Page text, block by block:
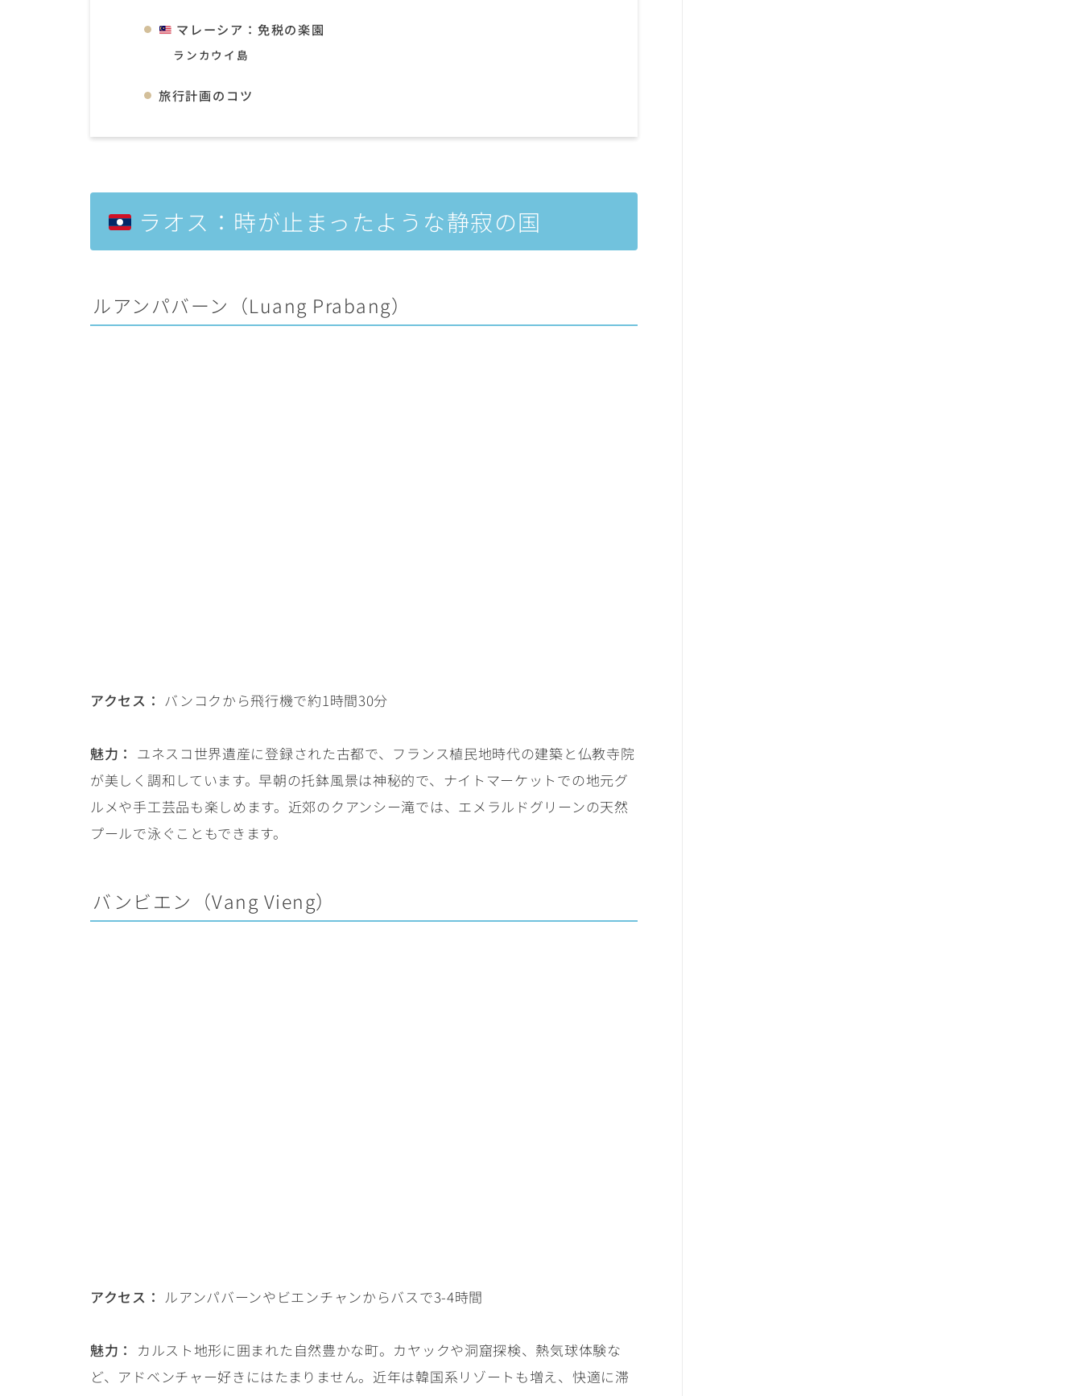
マレーシア：免税の楽園
ランカウイ島
旅行計画のコツ
ラオス：時が止まったような静寂の国
ルアンパバーン（Luang Prabang）
アクセス： バンコクから飛行機で約1時間30分
魅力： ユネスコ世界遺産に登録された古都で、フランス植民地時代の建築と仏教寺院
が美しく調和しています。早朝の托鉢風景は神秘的で、ナイトマーケットでの地元グ
ルメや手工芸品も楽しめます。近郊のクアンシー滝では、エメラルドグリーンの天然
プールで泳ぐこともできます。
バンビエン（Vang Vieng）
アクセス： ルアンパバーンやビエンチャンからバスで3-4時間
魅力： カルスト地形に囲まれた自然豊かな町。カヤックや洞窟探検、熱気球体験な
ど、アドベンチャー好きにはたまりません。近年は韓国系リゾートも増え、快適に滞